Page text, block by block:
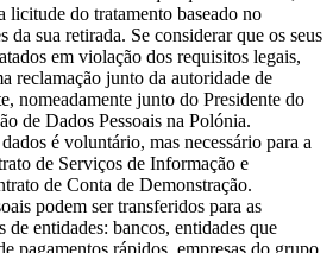
licitude do tratamento baseado no
da sua retirada. Se considerar que os seus
em violação dos requisitos legais,
reclamação junto da autoridade de
nomeadamente junto do Presidente do
de Dados Pessoais na Polónia.
é voluntário, mas necessário para a
de Serviços de Informação e
de Conta de Demonstração.
podem ser transferidos para as
de entidades: bancos, entidades que
pagamentos rápidos, empresas do grupo